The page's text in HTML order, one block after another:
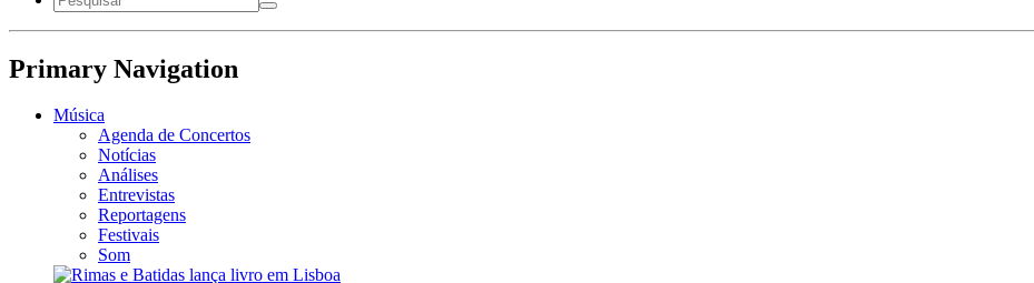
Primary Navigation
Música
Agenda de Concertos
Notícias
Análises
Entrevistas
Reportagens
Festivais
Som